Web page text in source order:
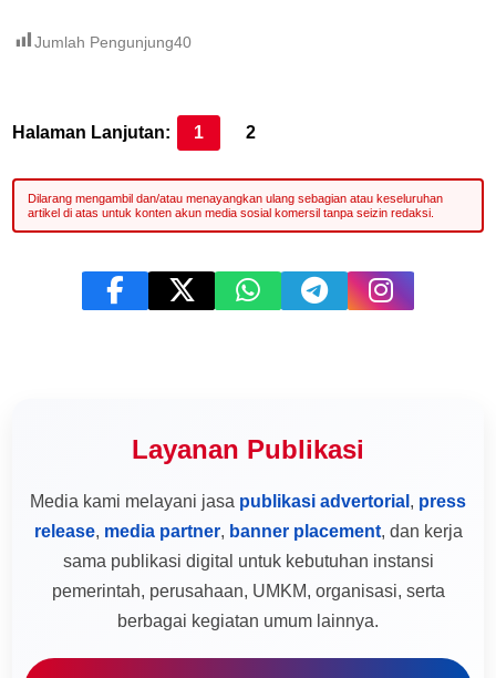
Jumlah Pengunjung40
Halaman Lanjutan: 1 2
Layanan Publikasi
Media kami melayani jasa publikasi advertorial , press
release, media partner, banner placement, dan kerja
sama publikasi digital untuk kebutuhan instansi
pemerintah, perusahaan, UMKM, organisasi, serta
berbagai kegiatan umum lainnya.